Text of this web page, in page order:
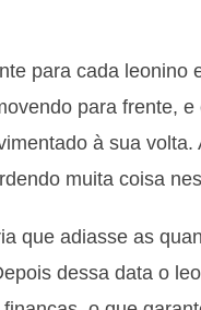
para cada leonino
para frente,
à sua
muita coisa
que adiasse as
dessa data o